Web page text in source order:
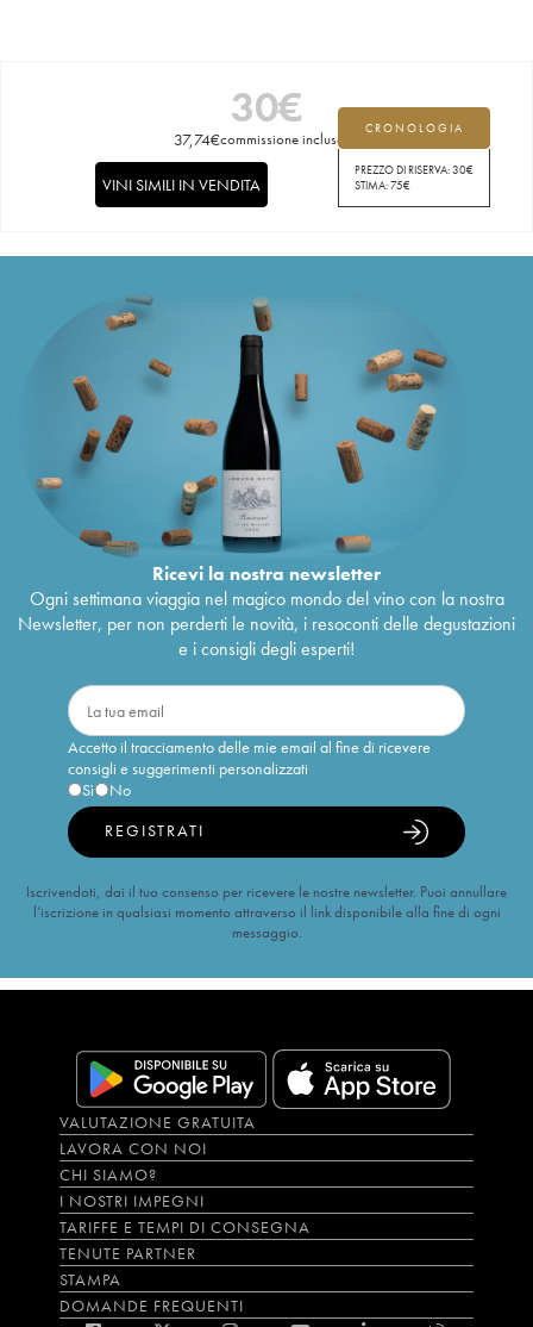
30€
37,74€commissione inclusa
CRONOLOGIA
PREZZO DI RISERVA:30€
STIMA:75€
VINI SIMILI IN VENDITA
Ricevi la nostra newsletter
Ogni settimana viaggia nel magico mondo del vino con la nostra
Newsletter, per non perderti le novità, i resoconti delle degustazioni
e i consigli degli esperti!
Accetto il tracciamento delle mie email al fine di ricevere
consigli e suggerimenti personalizzati
Sì
No
REGISTRATI
Iscrivendoti, dai il tuo consenso per ricevere le nostre newsletter. Puoi annullare
l’iscrizione in qualsiasi momento attraverso il link disponibile alla fine di ogni
messaggio.
VALUTAZIONE GRATUITA
LAVORA CON NOI
CHI SIAMO?
I NOSTRI IMPEGNI
TARIFFE E TEMPI DI CONSEGNA
TENUTE PARTNER
STAMPA
DOMANDE FREQUENTI